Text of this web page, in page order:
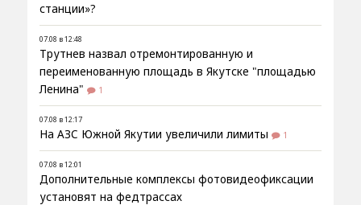
станции»?
07.08 в 12:48
Трутнев назвал отремонтированную и
переименованную площадь в Якутске "площадью
Ленина"
1
07.08 в 12:17
На АЗС Южной Якутии увеличили лимиты 1
07.08 в 12:01
Дополнительные комплексы фотовидеофиксации
установят на федтрассах